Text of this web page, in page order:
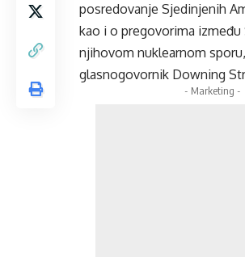
posredovanje Sjedinjenih
kao i o pregovorima između
njihovom nuklearnom
glasnogovornik Downing
- Marketing -